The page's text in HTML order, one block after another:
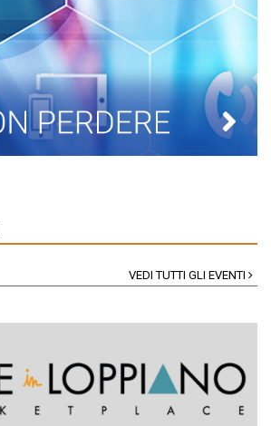
VEDI TUTTI GLI EVENTI